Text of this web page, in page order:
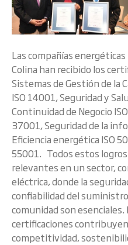
Las compañías
Colina han recibido los
Sistemas de Gestión de la
ISO 14001, Seguridad y
Continuidad de Negocio
37001, Seguridad de la
Eficiencia energética ISO
55001. Todos estos
relevantes en un sector,
eléctrica, donde la
confiabilidad del
comunidad son
certificaciones
competitividad,